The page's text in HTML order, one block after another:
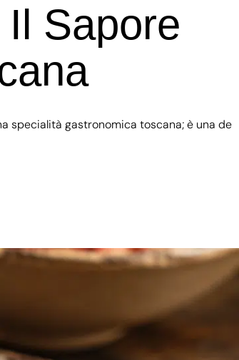
Sapore
specialità gastronomica toscana; è una de